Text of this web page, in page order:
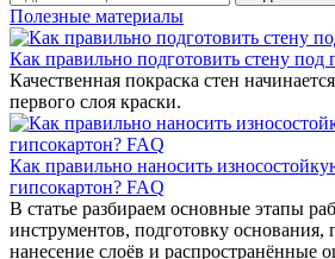
Полезные материалы
Как правильно подготовить стену под
Качественная покраска стен
первого слоя краски.
Как правильно наносить
гипсокартон? FAQ
В статье разбираем основные этапы
инструментов, подготовку основания,
нанесение слоёв и распространённые